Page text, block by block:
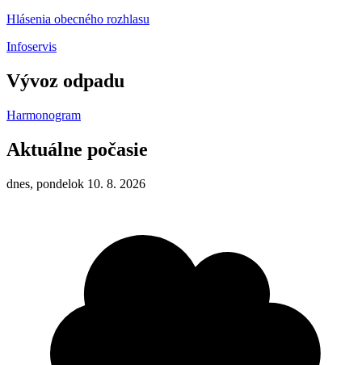
Hlásenia obecného rozhlasu
Infoservis
Vývoz odpadu
Harmonogram
Aktuálne počasie
dnes, pondelok 10. 8. 2026